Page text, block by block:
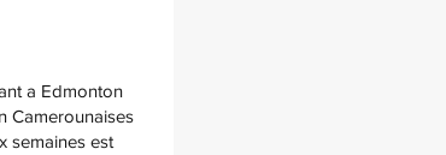
a Edmonton
Camerounaises
semaines est